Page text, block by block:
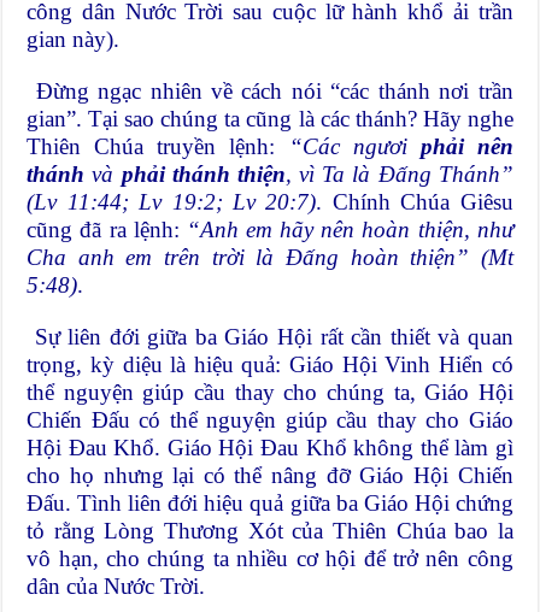
công dân Nước Trời sau cuộc lữ hành khổ ải trần
gian này).
Đừng ngạc nhiên về cách nói “các thánh nơi trần
gian”. Tại sao chúng ta cũng là các thánh? Hãy nghe
Thiên Chúa truyền lệnh:
“Các ngươi phải nên
thánh và phải thánh thiện, vì Ta là Đấng Thánh”
(Lv 11:44; Lv 19:2; Lv 20:7). Chính Chúa Giêsu
cũng đã ra lệnh: “Anh em hãy nên hoàn thiện, như
Cha anh em trên trời là Đấng hoàn thiện” (Mt
5:48).
Sự liên đới giữa ba Giáo Hội rất cần thiết và quan
trọng, kỳ diệu là hiệu quả: Giáo Hội Vinh Hiển có
thể nguyện giúp cầu thay cho chúng ta, Giáo Hội
Chiến Đấu có thể nguyện giúp cầu thay cho Giáo
Hội Đau Khổ. Giáo Hội Đau Khổ không thể làm gì
cho họ nhưng lại có thể nâng đỡ Giáo Hội Chiến
Đấu. Tình liên đới hiệu quả giữa ba Giáo Hội chứng
tỏ rằng Lòng Thương Xót của Thiên Chúa bao la
vô hạn, cho chúng ta nhiều cơ hội để trở nên công
dân của Nước Trời.